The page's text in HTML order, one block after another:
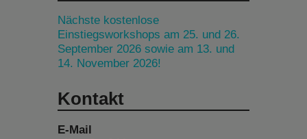
Nächste kostenlose
Einstiegsworkshops am 25. und 26.
September 2026 sowie am 13. und
14. November 2026!
Kontakt
E-Mail